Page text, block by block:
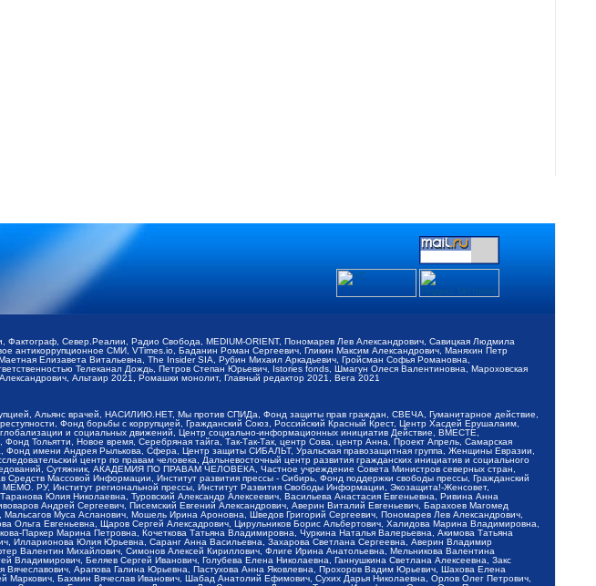
Север.Реалии, Радио Свобода, MEDIUM-ORIENT, Пономарев Лев Александрович, Савицкая Людмила
антикоррупционное СМИ, VTimes.io, Баданин Роман Сергеевич, Гликин Максим Александрович, Маняхин Петр
Елизавета Витальевна, The Insider SIA, Рубин Михаил Аркадьевич, Гройсман Софья Романовна,
Телеканал Дождь, Петров Степан Юрьевич, Istories fonds, Шмагун Олеся Валентиновна, Мароховская
Альтаир 2021, Ромашки монолит, Главный редактор 2021, Вега 2021
Альянс врачей, НАСИЛИЮ.НЕТ, Мы против СПИДа, Фонд защиты прав граждан, СВЕЧА, Гуманитарное действие,
Фонд борьбы с коррупцией, Гражданский Союз, Российский Красный Крест, Центр Хасдей Ерушалаим,
и социальных движений, Центр социально-информационных инициатив Действие, ВМЕСТЕ,
Тольятти, Новое время, Серебряная тайга, Так-Так-Так, центр Сова, центр Анна, Проект Апрель, Самарская
имени Андрея Рылькова, Сфера, Центр защиты СИБАЛЬТ, Уральская правозащитная группа, Женщины Евразии,
центр по правам человека, Дальневосточный центр развития гражданских инициатив и социального
Сутяжник, АКАДЕМИЯ ПО ПРАВАМ ЧЕЛОВЕКА, Частное учреждение Совета Министров северных стран,
Массовой Информации, Институт развития прессы - Сибирь, Фонд поддержки свободы прессы, Гражданский
РУ, Институт региональной прессы, Институт Развития Свободы Информации, Экозащита!-Женсовет,
Юлия Николаевна, Туровский Александр Алексеевич, Васильева Анастасия Евгеньевна, Ривина Анна
Андрей Сергеевич, Писемский Евгений Александрович, Аверин Виталий Евгеньевич, Барахоев Магомед
Муса Асланович, Мошель Ирина Ароновна, Шведов Григорий Сергеевич, Пономарев Лев Александрович,
Евгеньевна, Щаров Сергей Алексадрович, Цирульников Борис Альбертович, Халидова Марина Владимировна,
Паркер Марина Петровна, Кочеткова Татьяна Владимировна, Чуркина Наталья Валерьевна, Акимова Татьяна
Илларионова Юлия Юрьевна, Саранг Анна Васильевна, Захарова Светлана Сергеевна, Аверин Владимир
Валентин Михайлович, Симонов Алексей Кириллович, Флиге Ирина Анатольевна, Мельникова Валентина
Беляев Сергей Иванович, Голубева Елена Николаевна, Ганнушкина Светлана Алексеевна, Закс
Арапова Галина Юрьевна, Пастухова Анна Яковлевна, Прохоров Вадим Юрьевич, Шахова Елена
Бахмин Вячеслав Иванович, Шабад Анатолий Ефимович, Сухих Дарья Николаевна, Орлов Олег Петрович,